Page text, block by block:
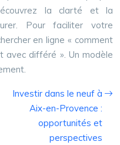
la clarté et la
Pour faciliter votre
en ligne « comment
avec différé ». Un modèle
Investir dans le neuf à
Aix-en-Provence :
opportunités et
perspectives